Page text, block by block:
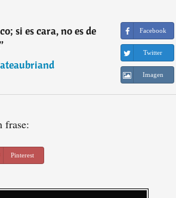
si es cara, no es de
”
Facebook
Twitter
Imagen
frase:
Pinterest